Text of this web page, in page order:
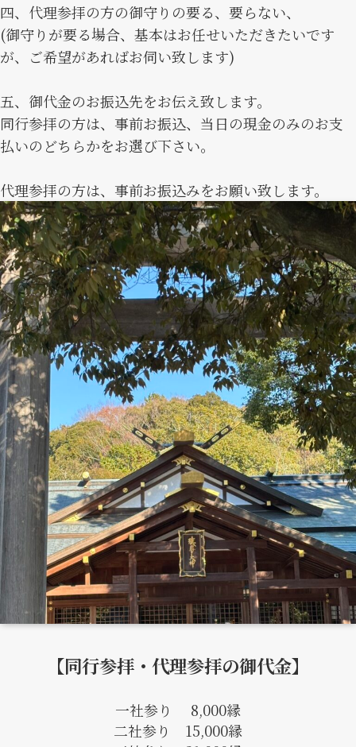
四、代理参拝の方の御守りの要る、要らない、
(御守りが要る場合、基本はお任せいただきたいです
が、ご希望があればお伺い致します)
五、御代金のお振込先をお伝え致します。
同行参拝の方は、事前お振込、当日の現金のみのお支
払いのどちらかをお選び下さい。
代理参拝の方は、事前お振込みをお願い致します。
【同行参拝・代理参拝の御代金】
一社参り 8,000縁
二社参り 15,000縁